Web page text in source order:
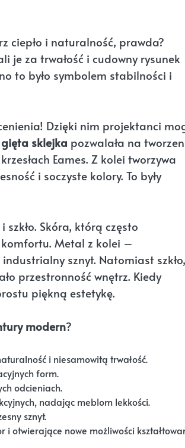
ciepło i naturalność, prawda?
je za trwałość i cudowny rysunek
to było symbolem stabilności i
Dzięki nim projektanci
gięta sklejka pozwalała na
Eames. Z kolei tworzywa
i soczyste kolory. To były
szkło. Skóra, którą często
Metal z kolei –
sznyt. Natomiast
przestronność wnętrz. Kiedy
piękną estetykę.
modern?
i niesamowitą trwałość.
form.
odcieniach.
nadając meblom lekkości.
sznyt.
otwierające nowe możliwości